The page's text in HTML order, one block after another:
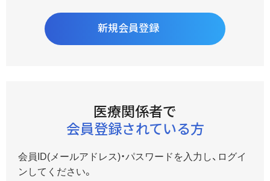
製造工場・生薬産地を製造番号から調べる
ツムラ医療用医薬品(メタライト)
製品の安全性
未開封の確認方法および
開封方法について
薬用植物のはなし
職種別コンテンツ
知っておきたい漢方薬のこと
医療関係者で
会員登録されている方
会員ID(メールアドレス)・パスワードを入力し、ログイ
ンしてください。
新規会員登録